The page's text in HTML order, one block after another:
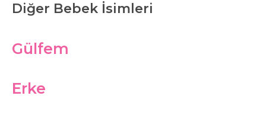
Diğer Bebek İsimleri
Gülfem
Erke